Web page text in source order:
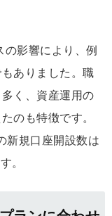
影響により、例
ありました。職
く、資産運用の
のも特徴です。
新規口座開設数は
。